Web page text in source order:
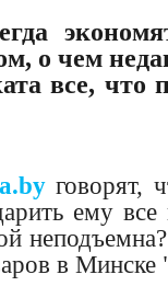
о чем
все, что
говорят,
ему
в